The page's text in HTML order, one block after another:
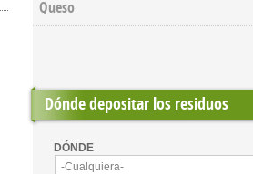
Queso
Dónde depositar los residuos
DÓNDE
-Cualquiera-